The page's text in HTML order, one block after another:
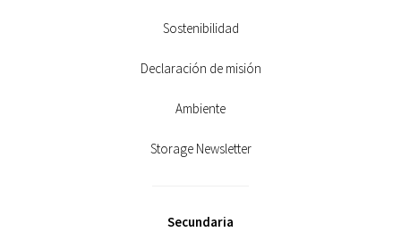
Sostenibilidad
Declaración de misión
Ambiente
Storage Newsletter
Secundaria